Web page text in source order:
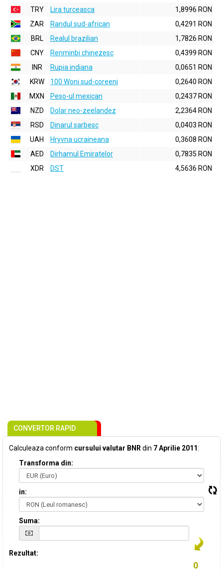
TRY
Lira turceasca
1,8996 RON
ZAR
Randul sud-african
0,4291 RON
BRL
Realul brazilian
1,7826 RON
CNY
Renminbi chinezesc
0,4399 RON
INR
Rupia indiana
0,0651 RON
KRW
100 Woni sud-coreeni
0,2640 RON
MXN
Peso-ul mexican
0,2437 RON
NZD
Dolar neo-zeelandez
2,2364 RON
RSD
Dinarul sarbesc
0,0403 RON
UAH
Hryvna ucraineana
0,3608 RON
AED
Dirhamul Emiratelor
0,7835 RON
XDR
DST 4,5636 RON
CONVERTOR RAPID
Calculeaza conform cursului valutar BNR din 7 Aprilie 2011:
Transforma din:
in:
Suma:
Rezultat: